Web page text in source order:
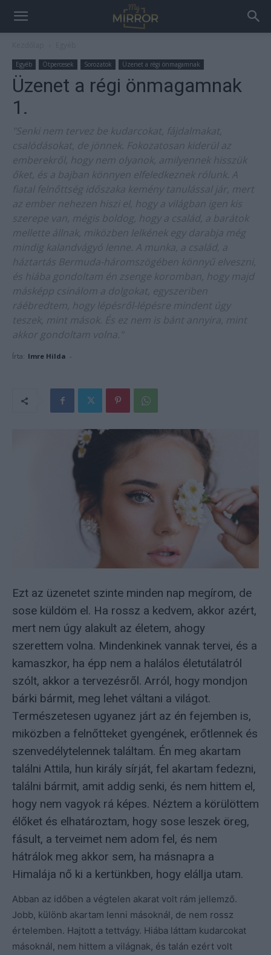
Egyéb Ötpercesek Sorozatok Üzenet a régi önmagamnak
Üzenet a régi önmagamnak
1.
"Senki nem tervez be kudarcokat, fájdalmakat,
csalódásokat, de jönnek. Fokozatosan kiderül az
emberekről, hogy nem olyanok, amilyennek hisszük
őket, és a bajban könnyen elfeledkeznek rólunk. A
fiatal felnőttség időszaka kemény tanulással jár, mert
az ember nehezen hiszi el, hogy a világban igen kis
szerepe van, mégis boldog, hogy a család, a barátok
mellette állnak, miközben lelkének egy darabja még
mindig kalandvágyó lenne. A munka, a család, a
háztartás Bermuda-háromszögében könnyű elveszni,
és hiába gondoltam én zsenge koromban, hogy majd
másképp csinálom a dolgokat, egyszeriben
ráébredtem, hogy lépésről-lépésre mindent úgy
teszek, mint mások. És ez nem is bánt annyira, mint
akkor gondoltam volna."
Írta: Imre Hilda -
Ezt az üzenetet szinte minden nap megírom, de
sose küldöm el. Ha rossz a kedvem, akkor azért,
mert nem úgy alakult az életem, ahogy
szerettem volna. Mindenkinek vannak tervei, és a
kamaszkor, ha épp nem a halálos életutálatról
szólt, akkor a tervezésről. Arról, hogy mondjon
bárki bármit, meg lehet váltani a világot.
Természetesen ugyanez járt az én fejemben is,
miközben a felnőtteket gyengének, erőtlennek és
szenvedélytelennek találtam. Én meg akartam
találni Attila, hun király sírját, fel akartam fedezni,
találni bármit, amit addig senki, és nem hittem el,
hogy nem vagyok rá képes. Néztem a körülöttem
élőket és elhatároztam, hogy sose leszek öreg,
fásult, a terveimet nem adom fel, és nem
hátrálok meg akkor sem, ha másnapra a
Himalája nő ki a kertünkben, hogy elállja utam.
Abban az időben a végtelen akarat volt rám jellemző.
Jobb, különb akartam lenni másoknál, de nem rossz
értelemben. Hajtott a tettvágy. Hiába láttam kudarcokat
másoknál, nem hittem a világnak, és talán ezért volt